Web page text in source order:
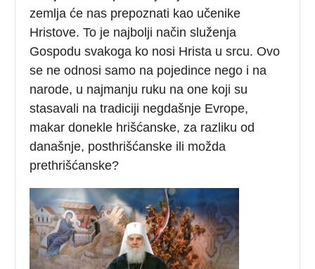
zemlja će nas prepoznati kao učenike
Hristove. To je najbolji način služenja
Gospodu svakoga ko nosi Hrista u srcu. Ovo
se ne odnosi samo na pojedince nego i na
narode, u najmanju ruku na one koji su
stasavali na tradiciji negdašnje Evrope,
makar donekle hrišćanske, za razliku od
današnje, posthrišćanske ili možda
prethrišćanske?